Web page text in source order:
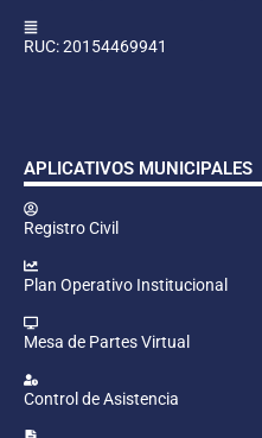
RUC: 20154469941
APLICATIVOS MUNICIPALES
Registro Civil
Plan Operativo Institucional
Mesa de Partes Virtual
Control de Asistencia